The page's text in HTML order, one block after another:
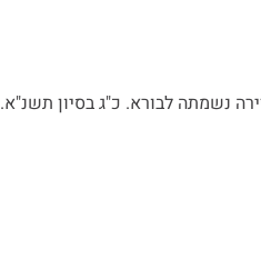
נשמתה לבורא. כ"ג בסיון תשנ"א.